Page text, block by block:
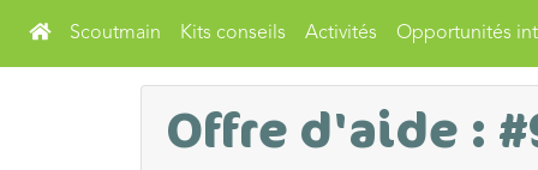
Scoutmain Kits conseils Activités Opportunités
Offre d'aide :